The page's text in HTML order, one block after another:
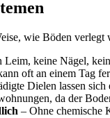
wie Böden
Leim, keine Nägel,
oft an einem Tag
Dielen lassen sich
da der
– Ohne chemische